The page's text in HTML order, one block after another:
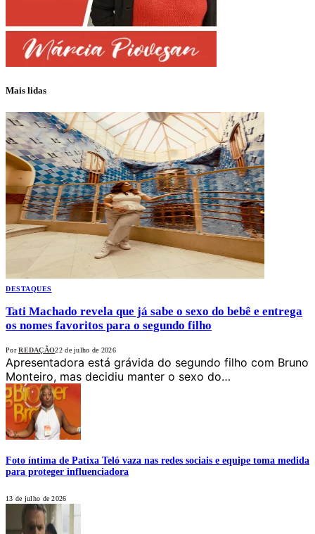
Mais lidas
DESTAQUES
Tati Machado revela que já sabe o sexo do bebê e entrega
os nomes favoritos para o segundo filho
Por REDAÇÃO22 de julho de 2026
Apresentadora está grávida do segundo filho com Bruno
Monteiro, mas decidiu manter o sexo do…
Foto íntima de Patixa Teló vaza nas redes sociais e equipe toma medida
para proteger influenciadora
13 de julho de 2026